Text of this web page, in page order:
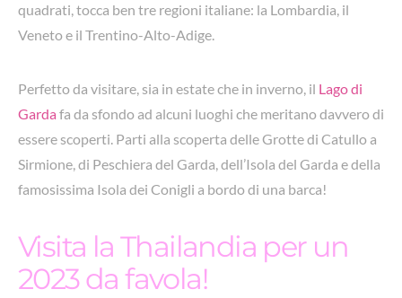
quadrati, tocca ben tre regioni italiane: la Lombardia, il
Veneto e il Trentino-Alto-Adige.
Perfetto da visitare, sia in estate che in inverno, il Lago di
Garda fa da sfondo ad alcuni luoghi che meritano davvero di
essere scoperti. Parti alla scoperta delle Grotte di Catullo a
Sirmione, di Peschiera del Garda, dell’Isola del Garda e della
famosissima Isola dei Conigli a bordo di una barca!
Visita la Thailandia per un
2023 da favola!